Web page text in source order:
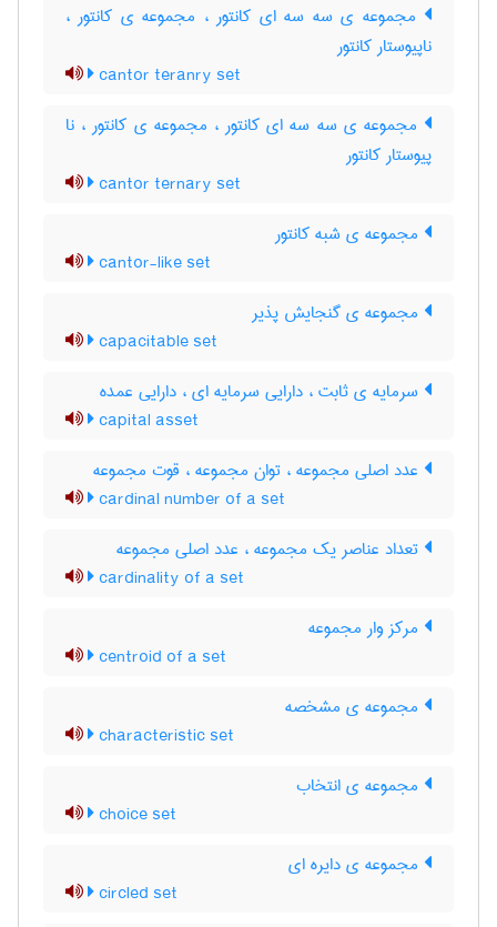
مجموعه ی سه سه ای کانتور ، مجموعه ی کانتور ،
ناپیوستار کانتور
cantor teranry set
مجموعه ی سه سه ای کانتور ، مجموعه ی کانتور ، نا
پیوستار کانتور
cantor ternary set
مجموعه ی شبه کانتور
cantor-like set
مجموعه ی گنجایش پذیر
capacitable set
سرمایه ی ثابت ، دارایی سرمایه ای ، دارایی عمده
capital asset
عدد اصلی مجموعه ، توان مجموعه ، قوت مجموعه
cardinal number of a set
تعداد عناصر یک مجموعه ، عدد اصلی مجموعه
cardinality of a set
مرکز وار مجموعه
centroid of a set
مجموعه ی مشخصه
characteristic set
مجموعه ی انتخاب
choice set
مجموعه ی دایره ای
circled set